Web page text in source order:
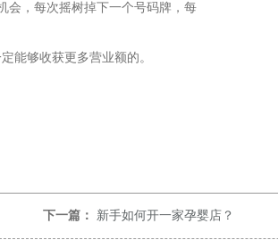
会，每次摇树掉下一个号码牌，每
能够收获更多营业额的。
下一篇： 新手如何开一家孕婴店？